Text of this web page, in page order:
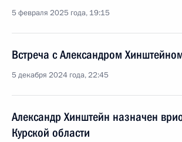
5 февраля 2025 года, 19:15
Встреча с Александром
5 декабря 2024 года, 22:45
Александр Хинштейн назначен
Курской области